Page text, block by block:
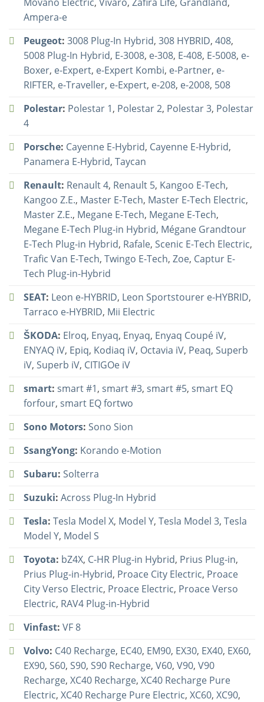
Ampera-e
Peugeot: 3008 Plug-In Hybrid, 308 HYBRID, 408,
5008 Plug-In Hybrid, E-3008, e-308, E-408, E-5008, e-
Boxer, e-Expert, e-Expert Kombi, e-Partner, e-
RIFTER, e-Traveller, e-Expert, e-208, e-2008, 508
Polestar: Polestar 1, Polestar 2, Polestar 3, Polestar
4
Porsche: Cayenne E-Hybrid, Cayenne E-Hybrid,
Panamera E-Hybrid, Taycan
Renault: Renault 4, Renault 5, Kangoo E-Tech,
Kangoo Z.E., Master E-Tech, Master E-Tech Electric,
Master Z.E., Megane E-Tech, Megane E-Tech,
Megane E-Tech Plug-in Hybrid, Mégane Grandtour
E-Tech Plug-in Hybrid, Rafale, Scenic E-Tech Electric,
Trafic Van E-Tech, Twingo E-Tech, Zoe, Captur E-
Tech Plug-in-Hybrid
SEAT: Leon e-HYBRID, Leon Sportstourer e-HYBRID,
Tarraco e-HYBRID, Mii Electric
ŠKODA: Elroq, Enyaq, Enyaq, Enyaq Coupé iV,
ENYAQ iV, Epiq, Kodiaq iV, Octavia iV, Peaq, Superb
iV, Superb iV, CITIGOe iV
smart: smart #1, smart #3, smart #5, smart EQ
forfour, smart EQ fortwo
Sono Motors: Sono Sion
SsangYong: Korando e-Motion
Subaru: Solterra
Suzuki: Across Plug-In Hybrid
Tesla: Tesla Model X, Model Y, Tesla Model 3, Tesla
Model Y, Model S
Toyota: bZ4X, C-HR Plug-in Hybrid, Prius Plug-in,
Prius Plug-in-Hybrid, Proace City Electric, Proace
City Verso Electric, Proace Electric, Proace Verso
Electric, RAV4 Plug-in-Hybrid
Vinfast: VF 8
Volvo: C40 Recharge, EC40, EM90, EX30, EX40, EX60,
EX90, S60, S90, S90 Recharge, V60, V90, V90
Recharge, XC40 Recharge, XC40 Recharge Pure
Electric, XC40 Recharge Pure Electric, XC60, XC90,